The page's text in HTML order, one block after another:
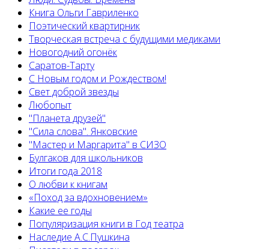
Книга Ольги Гавриленко
Поэтический квартирник
Творческая встреча с будущими медиками
Новогодний огонёк
Саратов-Тарту
С Новым годом и Рождеством!
Свет доброй звезды
Любопыт
"Планета друзей"
"Сила слова". Янковские
"Мастер и Маргарита" в СИЗО
Булгаков для школьников
Итоги года 2018
О любви к книгам
«Поход за вдохновением»
Какие ее годы
Популяризация книги в Год театра
Наследие А.С.Пушкина